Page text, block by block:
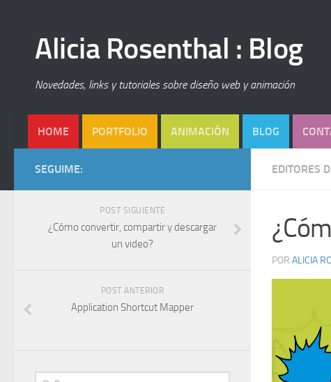
Alicia Rosenthal : Blog
Novedades, links y tutoriales sobre diseño web y animación
HOME PORTFOLIO ANIMACIÓN BLOG
EDITORES
POR ALICIA
SEGUIME:
POST SIGUIENTE
¿Cómo convertir, compartir y descargar
un video?
POST ANTERIOR
Application Shortcut Mapper